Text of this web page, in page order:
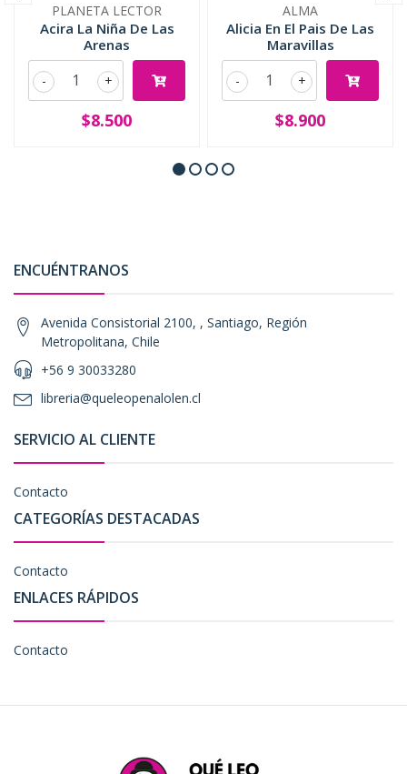
PLANETA LECTOR
Acira La Niña De Las
Arenas
+
-
$8.500
ALMA
Alicia En El Pais De Las
Maravillas
+
-
$8.900
ENCUÉNTRANOS
Avenida Consistorial 2100, , Santiago, Región
Metropolitana, Chile
+56 9 30033280
libreria@queleopenalolen.cl
SERVICIO AL CLIENTE
Contacto
CATEGORÍAS DESTACADAS
Contacto
ENLACES RÁPIDOS
Contacto